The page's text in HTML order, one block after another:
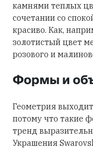
камнями теплых
сочетании со
красиво. Как,
золотистый цвет
розового и
Формы и
Геометрия
потому что такие
тренд
Украшения